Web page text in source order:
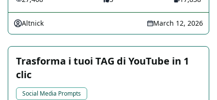
Altnick March 12, 2026
Trasforma i tuoi TAG di YouTube in 1
clic
Social Media Prompts